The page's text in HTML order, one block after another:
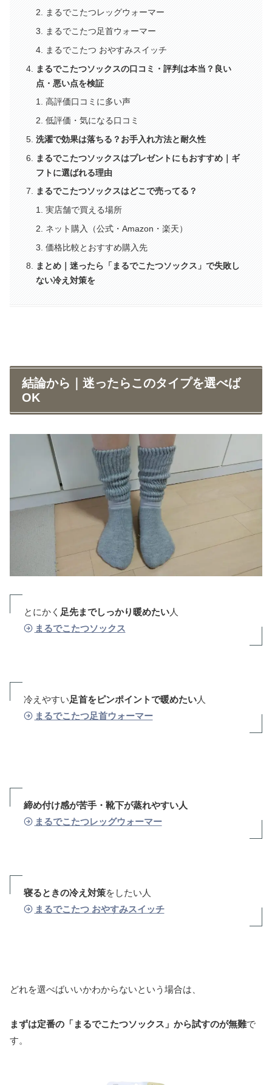
まるでこたつレッグウォーマー
まるでこたつ足首ウォーマー
まるでこたつ おやすみスイッチ
まるでこたつソックスの口コミ・評判は本当？良い
点・悪い点を検証
高評価口コミに多い声
低評価・気になる口コミ
洗濯で効果は落ちる？お手入れ方法と耐久性
まるでこたつソックスはプレゼントにもおすすめ｜ギ
フトに選ばれる理由
まるでこたつソックスはどこで売ってる？
実店舗で買える場所
ネット購入（公式・Amazon・楽天）
価格比較とおすすめ購入先
まとめ｜迷ったら「まるでこたつソックス」で失敗し
ない冷え対策を
結論から｜迷ったらこのタイプを選べば
OK
とにかく 足先までしっかり暖めたい人
まるでこたつソックス
冷えやすい足首をピンポイントで暖めたい人
まるでこたつ足首ウォーマー
締め付け感が苦手・靴下が蒸れやすい人
まるでこたつレッグウォーマー
寝るときの冷え対策をしたい人
まるでこたつ おやすみスイッチ
どれを選べばいいかわからないという場合は、
まずは定番の「まるでこたつソックス」から試すのが無難で
す。